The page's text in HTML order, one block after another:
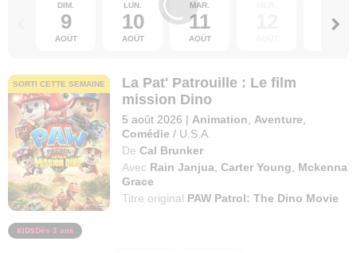
DIM.
9
AOÛT
LUN.
10
AOÛT
MAR.
11
AOÛT
13
SORTI CETTE SEMAINE
La Pat' Patrouille : Le film
mission Dino
5 août 2026 | Animation Aventure
Comédie / U.S.A.
De Cal Brunker
Avec Rain Janjua ,Carter Young
Mckenna
Grace
Titre original PAW Patrol: The Dino Movie
Dès 3 ans